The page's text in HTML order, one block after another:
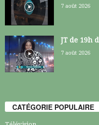
7 août 2026
JT de 19h
7 août 2026
CATÉGORIE POPULAIRE